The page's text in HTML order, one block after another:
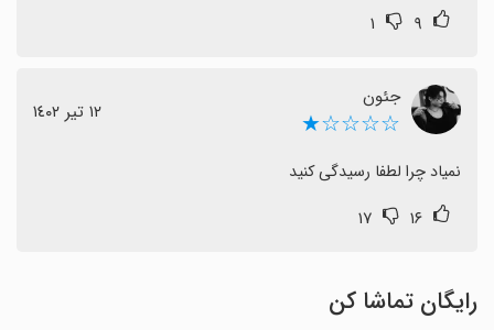
۹ ۱
جئون
☆☆☆☆★ ١٢ تیر ١٤٠٢
نمیاد چرا لطفا رسیدگی کنید
۱۶ ۱۷
رایگان تماشا کن